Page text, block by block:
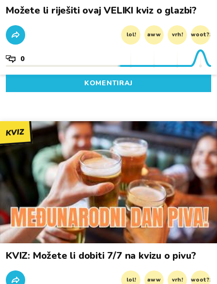
Možete li riješiti ovaj VELIKI kviz o glazbi?
lol! aww vrh! woot?!
0
KOMENTIRAJ
KVIZ
KVIZ: Možete li dobiti 7/7 na kvizu o pivu?
lol! aww vrh! woot?!